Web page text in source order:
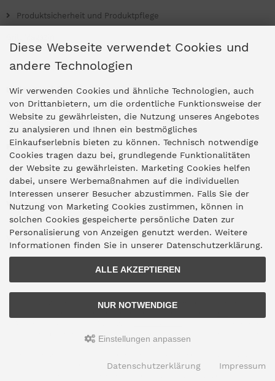
Produktsicherheit und Produktpflege
Ladengeschäfte
Zentrale Idar-Oberstein
Partner-Stores
"Deko 409" Bernkastel-Kues
Widerruf
Vertrag widerrufen
*Lieferzeitangaben gelten für den Versand innerhalb Deutschlands.
Preise entsprechen dem bisherigen Preis bei Schneider Grillgeräte aus Idar-
Oberstein.
ified eCommerce Shopsoftware
Diese Webseite verwendet Cookies und
andere Technologien
Wir verwenden Cookies und ähnliche Technologien, auch
von Drittanbietern, um die ordentliche Funktionsweise der
Website zu gewährleisten, die Nutzung unseres Angebotes
zu analysieren und Ihnen ein bestmögliches
Einkaufserlebnis bieten zu können. Technisch notwendige
Cookies tragen dazu bei, grundlegende Funktionalitäten
der Website zu gewährleisten. Marketing Cookies helfen
dabei, unsere Werbemaßnahmen auf die individuellen
Interessen unserer Besucher abzustimmen. Falls Sie der
Nutzung von Marketing Cookies zustimmen, können in
solchen Cookies gespeicherte persönliche Daten zur
Personalisierung von Anzeigen genutzt werden. Weitere
Informationen finden Sie in unserer Datenschutzerklärung.
ALLE AKZEPTIEREN
NUR NOTWENDIGE
Einstellungen anpassen
Datenschutzerklärung Impressum